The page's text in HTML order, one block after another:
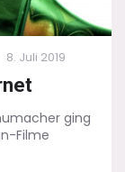
Posted
8. Juli 2019
ging
Filme